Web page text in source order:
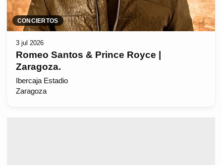
CONCIERTOS
3 jul 2026
Romeo Santos & Prince Royce |
Zaragoza.
Ibercaja Estadio
Zaragoza